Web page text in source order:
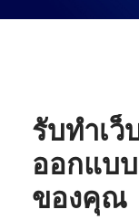
รับทำเว็
ออกแบ
ของคุณ